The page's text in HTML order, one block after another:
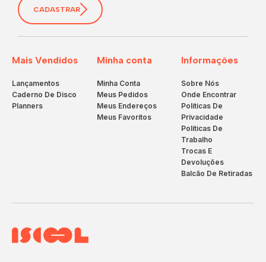
Mais Vendidos
Lançamentos
Caderno De Disco
Planners
Minha conta
Minha Conta
Meus Pedidos
Meus Endereços
Meus Favoritos
Informações
Sobre Nós
Onde Encontrar
Políticas De
Privacidade
Políticas De
Trabalho
Trocas E
Devoluções
Balcão De Retiradas
CADASTRAR